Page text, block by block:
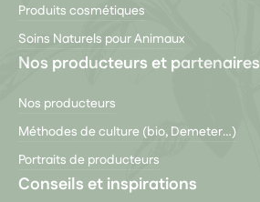
Produits cosmétiques
Soins Naturels pour Animaux
Nos producteurs et partenaires
Nos producteurs
Méthodes de culture (bio, Demeter…)
Portraits de producteurs
Conseils et inspirations